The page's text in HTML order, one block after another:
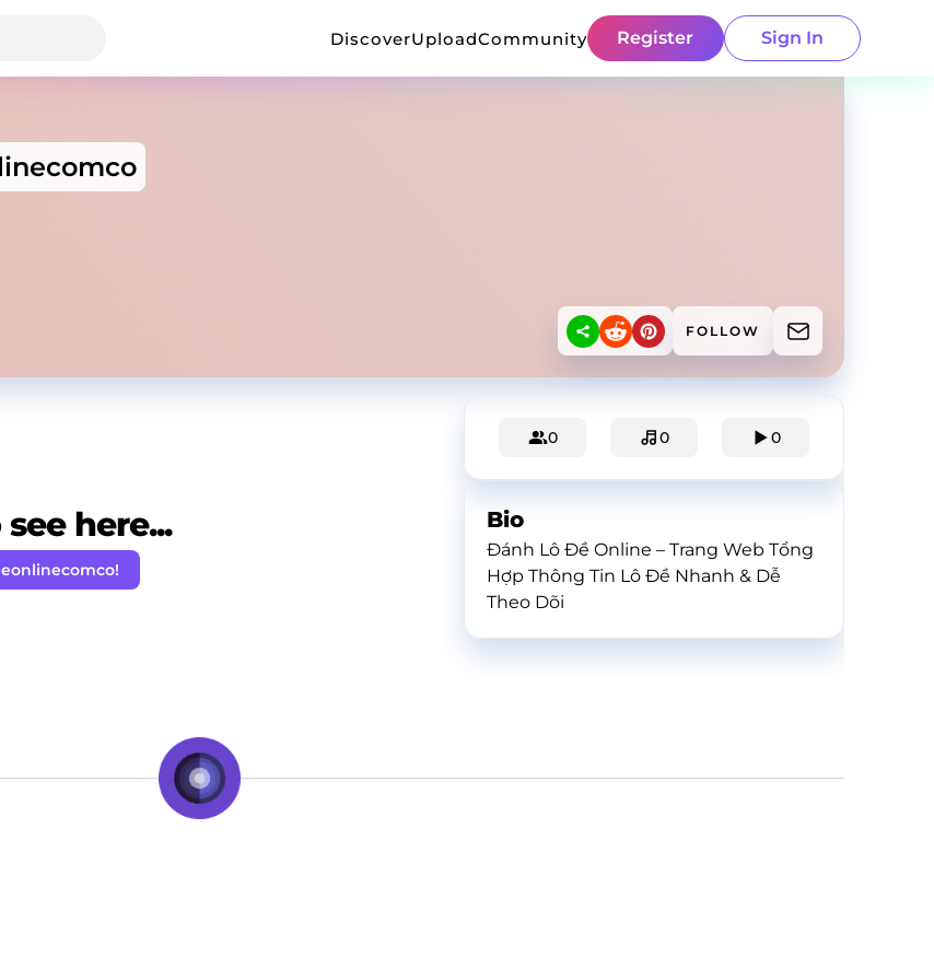
DiscoverUploadCommunity Register Sign In
FOLLOW
here...
0 0 0
Bio
Đánh Lô Đề Online – Trang Web Tổng
Hợp Thông Tin Lô Đề Nhanh & Dễ
Theo Dõi